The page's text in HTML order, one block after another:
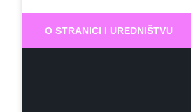
O STRANICI I UREDNIŠTVU